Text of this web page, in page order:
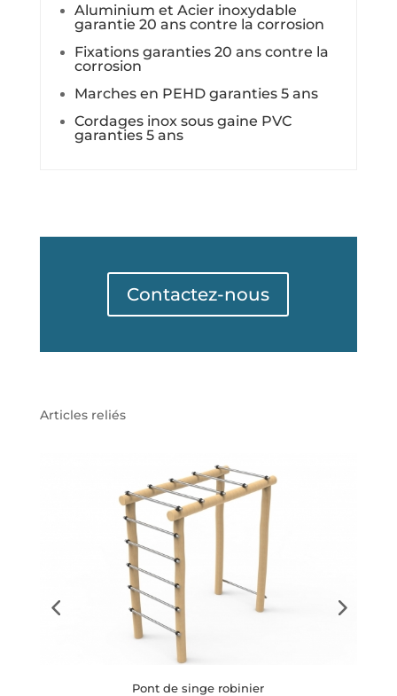
Aluminium et Acier inoxydable
garantie 20 ans contre la corrosion
Fixations garanties 20 ans contre la
corrosion
Marches en PEHD garanties 5 ans
Cordages inox sous gaine PVC
garanties 5 ans
Contactez-nous
Articles reliés
Pont de singe robinier